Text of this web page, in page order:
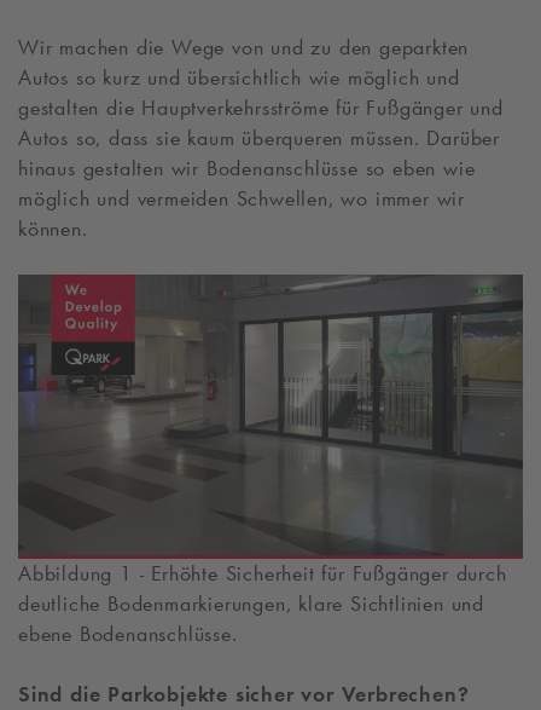
Wir machen die Wege von und zu den geparkten
Autos so kurz und übersichtlich wie möglich und
gestalten die Hauptverkehrsströme für Fußgänger und
Autos so, dass sie kaum überqueren müssen. Darüber
hinaus gestalten wir Bodenanschlüsse so eben wie
möglich und vermeiden Schwellen, wo immer wir
können.
Abbildung 1 - Erhöhte Sicherheit für Fußgänger durch
deutliche Bodenmarkierungen, klare Sichtlinien und
ebene Bodenanschlüsse.
Sind die Parkobjekte sicher vor Verbrechen?